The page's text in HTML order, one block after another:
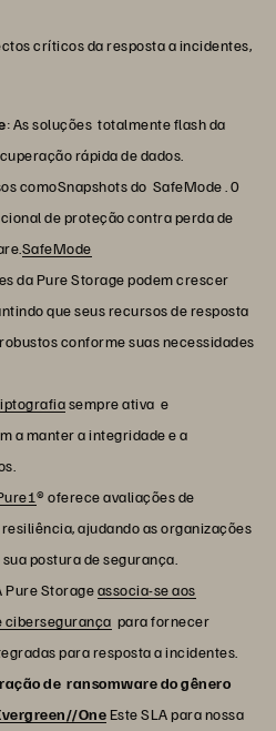
críticos da resposta a incidentes,
: As soluções totalmente flash da
rápida de dados.
comoSnapshots do SafeMode . 0
de proteção contra perda de
SafeMode
da Pure Storage podem crescer
que seus recursos de resposta
conforme suas necessidades
sempre ativa e
a manter a integridade e a
® oferece avaliações de
ajudando as organizações
postura de segurança.
Pure Storageassocia-se aos
cibersegurança para fornecer
para resposta a incidentes.
de ransomware do gênero
OneEste SLA para nossa